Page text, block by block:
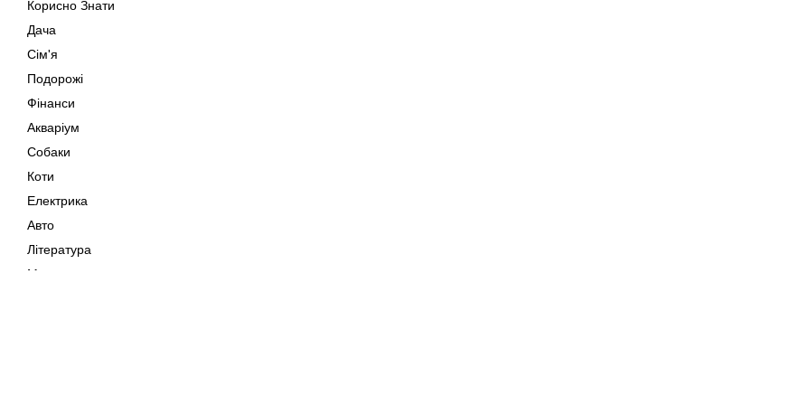
Корисно Знати
Дача
Сім'я
Подорожі
Фінанси
Акваріум
Собаки
Коти
Електрика
Авто
Література
Музика